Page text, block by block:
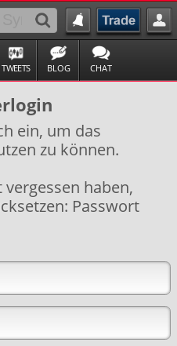
TWEETS BLOG CHAT
ein, um das
zu können.
haben,
Passwort